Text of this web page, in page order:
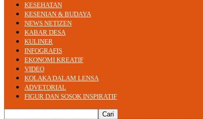
KESEHATAN
KESENIAN & BUDAYA
NEWS NETIZEN
KABAR DESA
KULINER
INFOGRAFIS
EKONOMI KREATIF
VIDEO
KOLAKA DALAM LENSA
ADVETORIAL
FIGUR DAN SOSOK INSPIRATIF